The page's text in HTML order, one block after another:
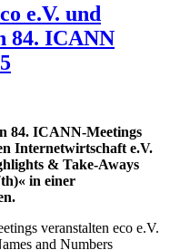
e.V. und
84. ICANN
84. ICANN-Meetings
Internetwirtschaft e.V.
& Take-Aways
in einer
veranstalten eco e.V.
and Numbers